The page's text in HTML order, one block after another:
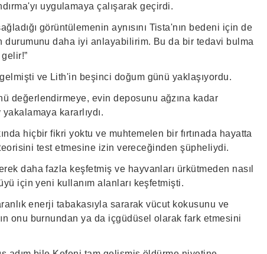
uygulamaya çalışarak geçirdi.
görüntülemenin aynısını Tista'nın bedeni için de
daha iyi anlayabilirim. Bu da bir tedavi bulma
ve Lith'in beşinci doğum günü yaklaşıyordu.
değerlendirmeye, evin deposunu ağzına kadar
kararlıydı.
hiçbir fikri yoktu ve muhtemelen bir fırtınada hayatta
test etmesine izin vereceğinden şüpheliydi.
daha fazla keşfetmiş ve hayvanları ürkütmeden nasıl
için yeni kullanım alanları keşfetmişti.
enerji tabakasıyla sararak vücut kokusunu ve
onu burnundan ya da içgüdüsel olarak fark etmesini